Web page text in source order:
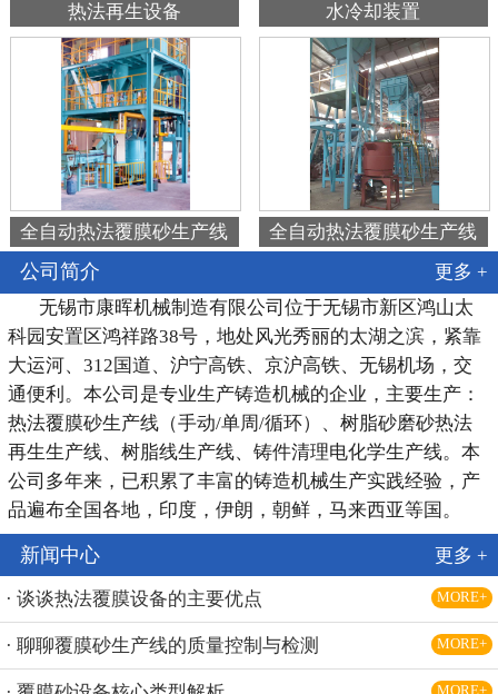
热法再生设备 水冷却装置
全自动热法覆膜砂生产线 全自动热法覆膜砂生产线
公司简介
更多 +
无锡市康晖机械制造有限公司位于无锡市新区鸿山太
科园安置区鸿祥路38号，地处风光秀丽的太湖之滨，紧靠
大运河、312国道、沪宁高铁、京沪高铁、无锡机场，交
通便利。本公司是专业生产铸造机械的企业，主要生产：
热法覆膜砂生产线（手动/单周/循环）、树脂砂磨砂热法
再生生产线、树脂线生产线、铸件清理电化学生产线。本
公司多年来，已积累了丰富的铸造机械生产实践经验，产
品遍布全国各地，印度，伊朗，朝鲜，马来西亚等国。
新闻中心 更多 +
· 谈谈热法覆膜设备的主要优点 MORE+
· 聊聊覆膜砂生产线的质量控制与检测 MORE+
MORE+